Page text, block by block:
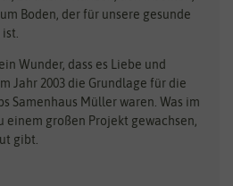
Feldsaaten Freudenberger
Fertil
Flora Elite
Boden, der für unsere gesunde
Wunder, dass es Liebe und
Jahr 2003 die Grundlage für die
Samenhaus Müller waren. Was im
einem großen Projekt gewachsen,
gibt.